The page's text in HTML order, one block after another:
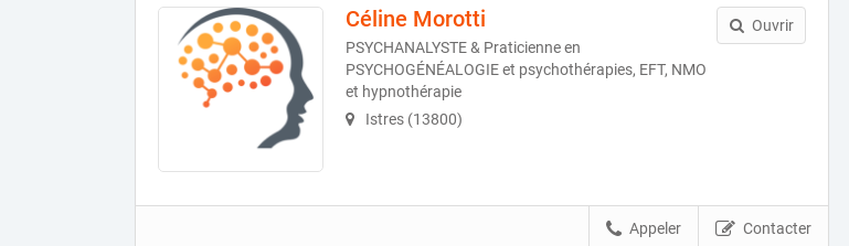
Céline Morotti
PSYCHANALYSTE & Praticienne en
PSYCHOGÉNÉALOGIE et psychothérapies, EFT, NMO
et hypnothérapie
Istres (13800)
Ouvrir
Contacter
Appeler